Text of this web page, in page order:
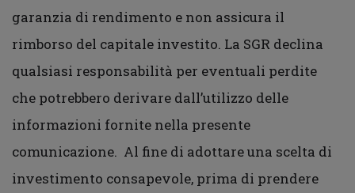
garanzia di rendimento e non assicura il
rimborso del capitale investito. La SGR declina
qualsiasi responsabilità per eventuali perdite
che potrebbero derivare dall’utilizzo delle
informazioni fornite nella presente
comunicazione. Al fine di adottare una scelta di
investimento consapevole, prima di prendere